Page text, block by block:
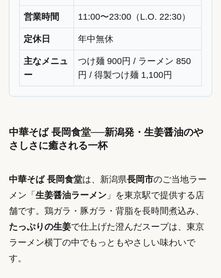
営業時間 11:00〜23:00（L.O. 22:30）
定休日 年中無休
主なメニュ
ー
つけ麺 900円 / ラーメン 850
円 / 得製つけ麺 1,100円
中華そば 長岡食堂──新潟発・生姜醤油のや
さしさに癒される一杯
中華そば 長岡食堂は、新潟県長岡市のご当地ラー
メン「 生姜醤油ラーメン」を東京駅で提供する店
舗です。鶏ガラ・豚ガラ・背脂を長時間煮込み、
たっぷりの生姜で仕上げた澄んだスープは、東京
ラーメン横丁の中でもっともやさしい味わいで
す。